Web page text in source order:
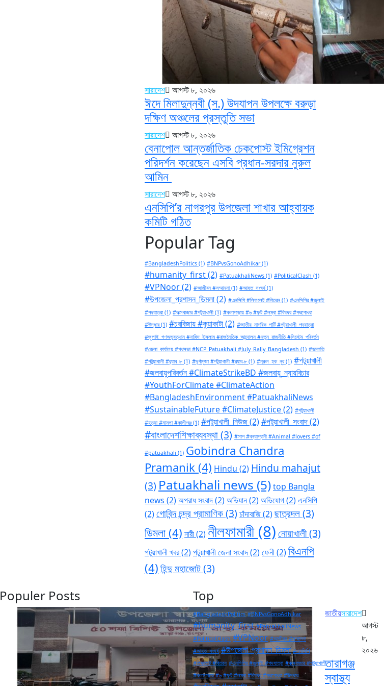
সারাদেশ আগস্ট ৮, ২০২৬
ঈদে মিলাদুন্নবী (স.) উদযাপন উপলক্ষে বরুড়া
দক্ষিণ অঞ্চলের প্রস্তুতি সভা
সারাদেশ আগস্ট ৮, ২০২৬
বেনাপোল আন্তর্জাতিক চেকপোস্ট ইমিগ্রেশন
পরিদর্শন করেছেন এসবি প্রধান-সরদার নুরুল
আমিন
সারাদেশ আগস্ট ৮, ২০২৬
এনসিপি’র নাগরপুর উপজেলা শাখার আহ্বায়ক
কমিটি গঠিত
Popular Tag
#BangladeshPolitics (1) #BNPvsGonoAdhikar(1)
#humanity_first(2) #PatuakhaliNews (1) #PoliticalClash (1)
#VPNoor(2) #আজীবন #সম্মাননা (1) #আহত_সংঘর্ষ(1)
#উপজেলা_প্রশাসন_ডিমলা(2) #এনসিপি #লিফলেট #বিতরন (1) #এনসিপির #জুলাই
#পদযাত্রা (1) #কক্সবাজার #পটুয়াখালী (1) #কলাপাড়ায় #৬ #ফুট #লম্বা #বিষধর #পদ্মগোখরা
#উদ্ধার(1) #চরবিজায় #কুয়াকাটা(2) #জাতীয়_নাগরিক_পার্টি #পটুয়াখালী_পদযাত্রা
#জুলাই_গণঅভ্যুত্থান #নাহিদ_ইসলাম #রাজনৈতিক_আন্দোলন #নতুন_রাজনীতি #সিস্টেম_পরিবর্তন
#জেলা_কার্যালয় #পথসভা #NCP_Patuakhali #July_Rally_Bangladesh (1) #ডাকাতি
#পটুয়াখালী #র‍্যাব_৮ (1) #দূর্গাপুজা #পটুয়াখালী #র‍্যাব-৮ (1) #নুরুল_হক_নুর(1) #পটুয়াখালী
#জলবায়ুপরিবর্তন #ClimateStrikeBD #জলবায়ু_ন্যায়বিচার
#YouthForClimate #ClimateAction
#BangladeshEnvironment #PatuakhaliNews
#SustainableFuture #ClimateJustice(2) #পটুয়াখালী
#হত্যা #মামলা #কালীগঞ্জ (1) #পটুয়াখালী_নিউজ(2) #পটুয়াখালী_সংবাদ(2)
#বাংলাদেশশিক্ষাব্যবস্থা(3) #সাপ #বন্যাপ্রানী #Animal #lovers #of
#patuakhali (1) Gobindra Chandra
Pramanik (4) Hindu (2) Hindu mahajut
(3) Patuakhali news (5)top Bangla
news (2) অপরাধ সংবাদ(2) অভিযান(2) অভিযোগ(2) এনসিপি
(2) গোবিন্দ চন্দ্র প্রামাণিক(3) চাঁদাবাজি(2) ছাত্রদল(3)
ডিমলা(4) নারী(2) নীলফামারী(8)নোয়াখালী(3)
পটুয়াখালী খবর(2) পটুয়াখালী জেলা সংবাদ(2) ফেনী(2) বিএনপি
(4)হিন্দু মহাজোট(3)
Populer Posts
জাতীয়সারাদেশ
আগস্ট
৮,
২০২৬
তারাগঞ্জ
স্বাস্থ্য
Top
#BangladeshPolitics #BNPvsGonoAdhikar
#humanity_first #PatuakhaliNews
#PoliticalClash #VPNoor #আজীবন #সম্মাননা
#আহত_সংঘর্ষ #উপজেলা_প্রশাসন_ডিমলা #এনসিপি
#লিফলেট #বিতরন #এনসিপির #জুলাই #পদযাত্রা #কক্সবাজার #পটুয়াখালী
#কলাপাড়ায় #৬ #ফুট #লম্বা #বিষধর #পদ্মগোখরা #উদ্ধার